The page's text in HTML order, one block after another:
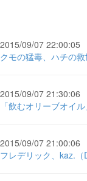
2015/09/07 22:00:05
クモの猛毒、ハチの
2015/09/07 21:30:06
「飲むオリーブオイ
2015/09/07 21:00:06
フレデリック、kaz.